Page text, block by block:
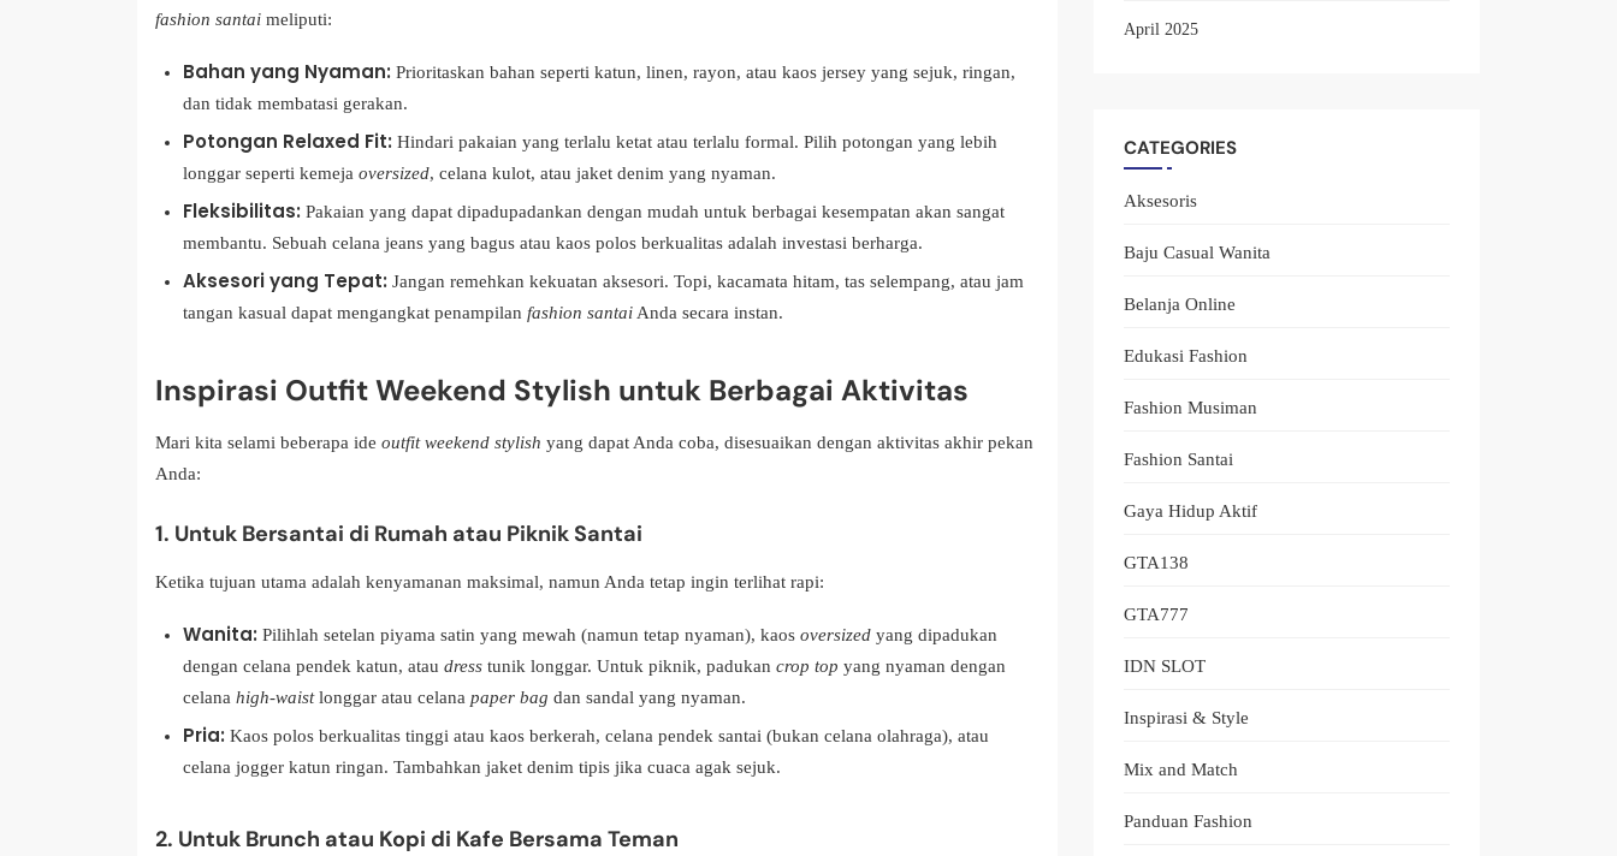
fashion santai meliputi:
Bahan yang Nyaman: Prioritaskan bahan seperti katun, linen, rayon, atau kaos jersey yang sejuk, ringan,
dan tidak membatasi gerakan.
Potongan Relaxed Fit: Hindari pakaian yang terlalu ketat atau terlalu formal. Pilih potongan yang lebih
longgar seperti kemeja oversized, celana kulot, atau jaket denim yang nyaman.
Fleksibilitas: Pakaian yang dapat dipadupadankan dengan mudah untuk berbagai kesempatan akan sangat
membantu. Sebuah celana jeans yang bagus atau kaos polos berkualitas adalah investasi berharga.
Aksesori yang Tepat: Jangan remehkan kekuatan aksesori. Topi, kacamata hitam, tas selempang, atau jam
tangan kasual dapat mengangkat penampilan fashion santaiAnda secara instan.
Inspirasi Outfit Weekend Stylish untuk Berbagai Aktivitas
Mari kita selami beberapa ide outfit weekend stylish yang dapat Anda coba, disesuaikan dengan aktivitas akhir pekan
Anda:
1. Untuk Bersantai di Rumah atau Piknik Santai
Ketika tujuan utama adalah kenyamanan maksimal, namun Anda tetap ingin terlihat rapi:
Wanita: Pilihlah setelan piyama satin yang mewah (namun tetap nyaman), kaos oversizedyang dipadukan
dengan celana pendek katun, atau dresstunik longgar. Untuk piknik, padukan crop top yang nyaman dengan
celana high-waistlonggar atau celana paper bag dan sandal yang nyaman.
Pria: Kaos polos berkualitas tinggi atau kaos berkerah, celana pendek santai (bukan celana olahraga), atau
celana jogger katun ringan. Tambahkan jaket denim tipis jika cuaca agak sejuk.
2. Untuk Brunch atau Kopi di Kafe Bersama Teman
April 2025
CATEGORIES
Aksesoris
Baju Casual Wanita
Belanja Online
Edukasi Fashion
Fashion Musiman
Fashion Santai
Gaya Hidup Aktif
GTA138
GTA777
IDN SLOT
Inspirasi & Style
Mix and Match
Panduan Fashion